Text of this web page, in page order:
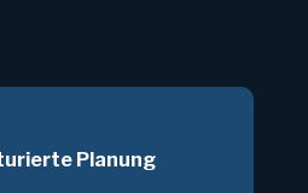
Planung